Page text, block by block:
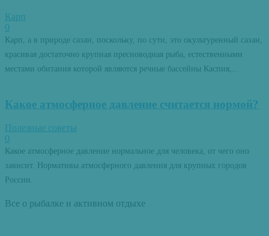
Карп
0
Карп, а в природе сазан, поскольку, по сути, это окультуренный сазан,
красивая достаточно крупная пресноводная рыба, естественными
местами обитания которой являются речные бассейны Каспия,...
Какое атмосферное давление считается нормой?
Полезные советы
0
Какое атмосферное давление нормальное для человека, от чего оно
зависит. Нормативы атмосферного давления для крупных городов
России.
Все о рыбалке и активном отдыхе